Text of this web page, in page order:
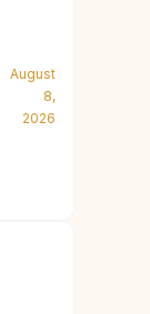
August
8,
2026